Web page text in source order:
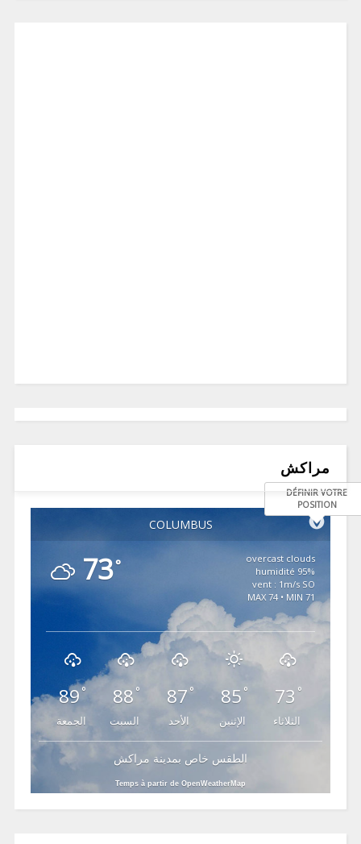
مراكش
COLUMBUS
DÉFINIR VOTRE
POSITION
73°
overcast clouds
95% humidité
vent : 1m/s SO
MAX 74 • MIN 71
89°
الجمعة
88 °
السبت
87°
الأحد
85 °
الإثنين
73 °
الثلاثاء
الطقس خاص بمدينة مراكش
Temps à partir de OpenWeatherMap